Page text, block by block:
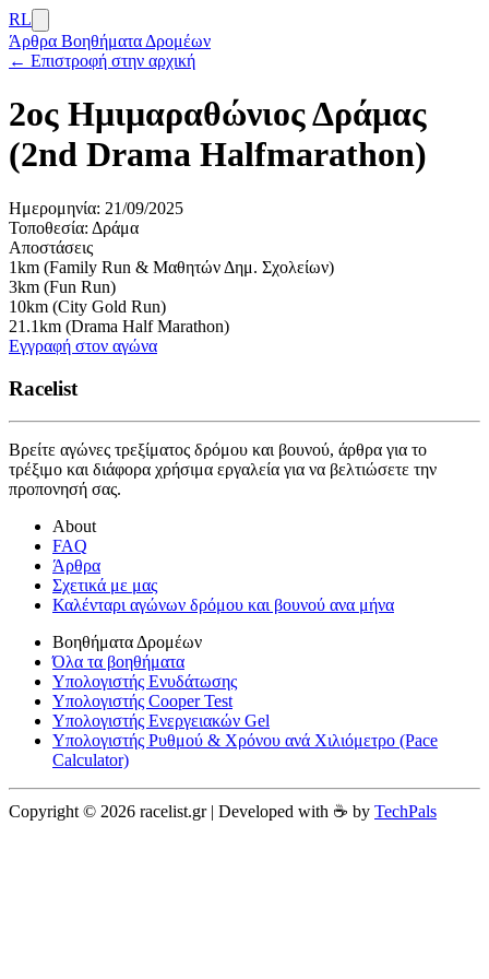
RL
Άρθρα Βοηθήματα Δρομέων
← Επιστροφή στην αρχική
2ος Ημιμαραθώνιος Δράμας
(2nd Drama Halfmarathon)
Ημερομηνία: 21/09/2025
Τοποθεσία: Δράμα
Αποστάσεις
1km (Family Run & Μαθητών Δημ. Σχολείων)
3km (Fun Run)
10km (City Gold Run)
21.1km (Drama Half Marathon)
Εγγραφή στον αγώνα
Racelist
Βρείτε αγώνες τρεξίματος δρόμου και βουνού, άρθρα για το
τρέξιμο και διάφορα χρήσιμα εργαλεία για να βελτιώσετε την
προπονησή σας.
About
FAQ
Άρθρα
Σχετικά με μας
Καλένταρι αγώνων δρόμου και βουνού ανα μήνα
Βοηθήματα Δρομέων
Όλα τα βοηθήματα
Υπολογιστής Ενυδάτωσης
Υπολογιστής Cooper Test
Υπολογιστής Ενεργειακών Gel
Υπολογιστής Ρυθμού & Χρόνου ανά Χιλιόμετρο (Pace
Calculator)
Copyright © 2026 racelist.gr | Developed with ☕️ by TechPals